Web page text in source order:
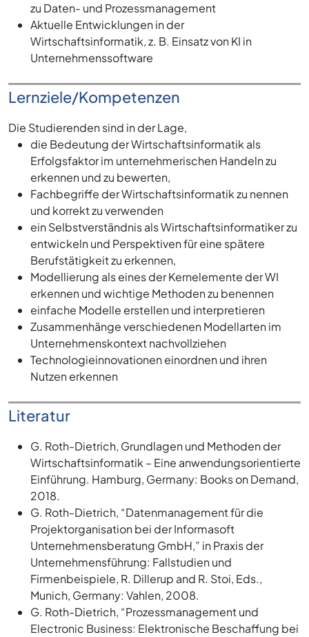
zu Daten- und Prozessmanagement
Aktuelle Entwicklungen in der
Wirtschaftsinformatik, z. B. Einsatz von KI in
Unternehmenssoftware
Lernziele/Kompetenzen
Die Studierenden sind in der Lage,
die Bedeutung der Wirtschaftsinformatik als
Erfolgsfaktor im unternehmerischen Handeln zu
erkennen und zu bewerten,
Fachbegriffe der Wirtschaftsinformatik zu nennen
und korrekt zu verwenden
ein Selbstverständnis als Wirtschaftsinformatiker zu
entwickeln und Perspektiven für eine spätere
Berufstätigkeit zu erkennen,
Modellierung als eines der Kernelemente der WI
erkennen und wichtige Methoden zu benennen
einfache Modelle erstellen und interpretieren
Zusammenhänge verschiedenen Modellarten im
Unternehmenskontext nachvollziehen
Technologieinnovationen einordnen und ihren
Nutzen erkennen
Literatur
G. Roth-Dietrich, Grundlagen und Methoden der
Wirtschaftsinformatik – Eine anwendungsorientierte
Einführung. Hamburg, Germany: Books on Demand,
2018.
G. Roth-Dietrich, “Datenmanagement für die
Projektorganisation bei der Informasoft
Unternehmensberatung GmbH,” in Praxis der
Unternehmensführung: Fallstudien und
Firmenbeispiele, R. Dillerup and R. Stoi, Eds.,
Munich, Germany: Vahlen, 2008.
G. Roth-Dietrich, “Prozessmanagement und
Electronic Business: Elektronische Beschaffung bei